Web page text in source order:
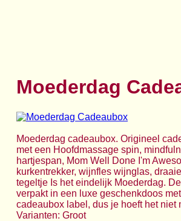
Moederdag
Moederdag cadeaubox. Origineel
met een Hoofdmassage spin,
hartjespan, Mom Well Done I'm
kurkentrekker, wijnfles wijnglas,
tegeltje Is het eindelijk Moederdag.
verpakt in een luxe geschenkdoos
cadeaubox label, dus je hoeft het niet
Varianten: Groot